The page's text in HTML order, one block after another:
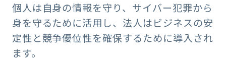
個人は自身の情報を守り、サイバー犯罪から
身を守るために活用し、法人はビジネスの安
定性と競争優位性を確保するために導入され
ます。